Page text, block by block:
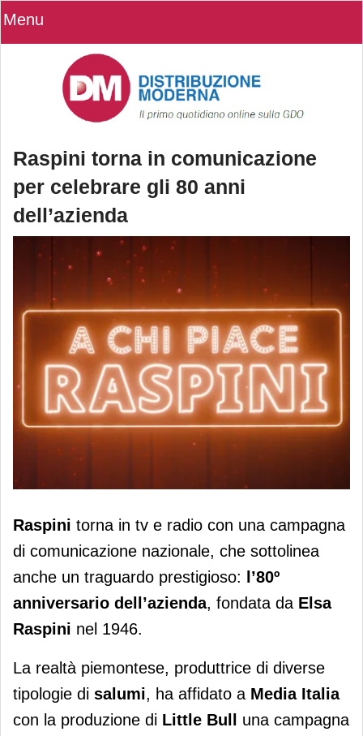
Menu
Raspini torna in comunicazione
per celebrare gli 80 anni
dell’azienda
Raspini torna in comunicazione per
celebrare gli 80 anni dell’azienda
Raspini torna in tv e radio con una campagna
di comunicazione nazionale, che sottolinea
anche un traguardo prestigioso:
l’80º
anniversario dell’azienda, fondata da Elsa
Raspini nel 1946.
La realtà piemontese, produttrice di diverse
tipologie di salumi, ha affidato a Media Italia
con la produzione di Little Bull una campagna